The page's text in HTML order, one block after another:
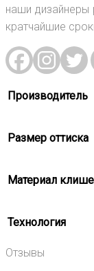
наши
кратчайшие
Производитель
Размер оттиска
Материал клише
Технология
Отзывы